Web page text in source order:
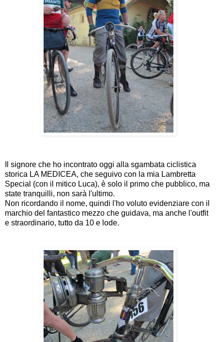
Il signore che ho incontrato oggi alla sgambata ciclistica
storica LA MEDICEA, che seguivo con la mia Lambretta
Special (con il mitico Luca), è solo il primo che pubblico, ma
state tranquilli, non sarà l'ultimo.
Non ricordando il nome, quindi l'ho voluto evidenziare con il
marchio del fantastico mezzo che guidava, ma anche l'outfit
e straordinario, tutto da 10 e lode.